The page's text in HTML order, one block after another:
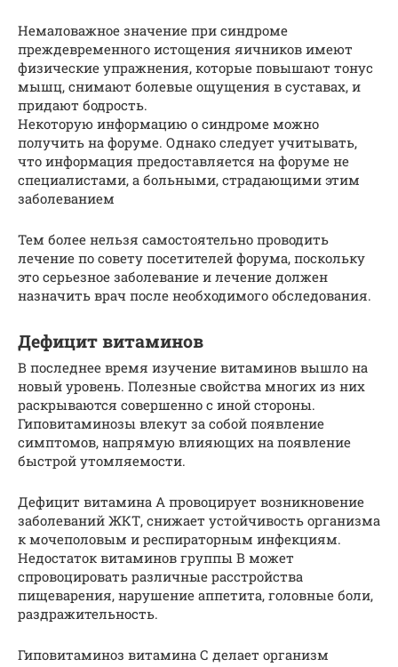
Немаловажное значение при синдроме
преждевременного истощения яичников имеют
физические упражнения, которые повышают тонус
мышц, снимают болевые ощущения в суставах, и
придают бодрость.
Некоторую информацию о синдроме можно
получить на форуме. Однако следует учитывать,
что информация предоставляется на форуме не
специалистами, а больными, страдающими этим
заболеванием
Тем более нельзя самостоятельно проводить
лечение по совету посетителей форума, поскольку
это серьезное заболевание и лечение должен
назначить врач после необходимого обследования.
Дефицит витаминов
В последнее время изучение витаминов вышло на
новый уровень. Полезные свойства многих из них
раскрываются совершенно с иной стороны.
Гиповитаминозы влекут за собой появление
симптомов, напрямую влияющих на появление
быстрой утомляемости.
Дефицит витамина А провоцирует возникновение
заболеваний ЖКТ, снижает устойчивость организма
к мочеполовым и респираторным инфекциям.
Недостаток витаминов группы В может
спровоцировать различные расстройства
пищеварения, нарушение аппетита, головные боли,
раздражительность.
Гиповитаминоз витамина С делает организм